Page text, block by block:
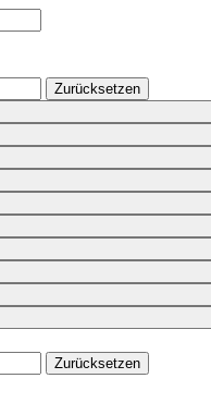
Zurücksetzen
Zurücksetzen